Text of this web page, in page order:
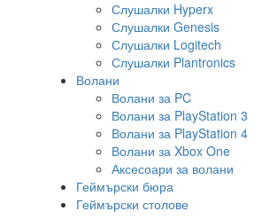
Слушалки Hyperx
Слушалки Genesis
Слушалки Logitech
Слушалки Plantronics
Волани
Волани за PC
Волани за PlayStation 3
Волани за PlayStation 4
Волани за Xbox One
Аксесоари за волани
Геймърски бюра
Геймърски столове